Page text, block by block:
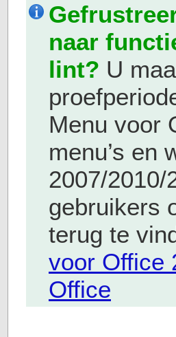
naar
lint? U
Menu voor
menu’s en
2007/2010/
gebruikers
terug te
voor Office
Office